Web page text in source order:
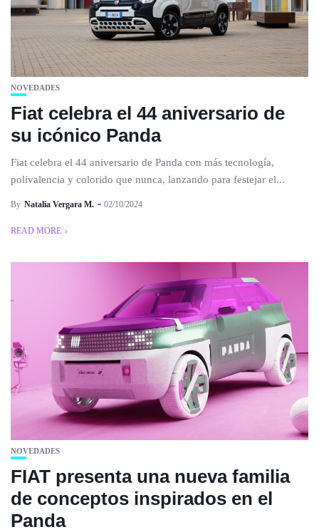
NOVEDADES
Fiat celebra el 44 aniversario de
su icónico Panda
Fiat celebra el 44 aniversario de Panda con más tecnología,
polivalencia y colorido que nunca, lanzando para festejar el...
By Natalia Vergara M. 02/10/2024
READ MORE
NOVEDADES
FIAT presenta una nueva familia
de conceptos inspirados en el
Panda